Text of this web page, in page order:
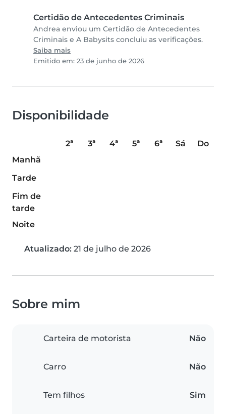
Certidão de Antecedentes Criminais
Andrea enviou um Certidão de Antecedentes
Criminais e A Babysits concluiu as verificações.
Saiba mais
Emitido em: 23 de junho de 2026
Disponibilidade
2ª 3ª 4ª 5ª 6ª Sá
Do
Manhã
Tarde
Fim de
tarde
Noite
Atualizado: 21 de julho de 2026
Sobre mim
Carteira de motorista Não
Carro Não
Tem filhos Sim